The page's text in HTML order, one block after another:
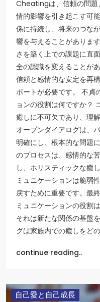
Cheatingは、信頼の問題
情的影響を引き起こす可
係に持続し、将来のつな
響を与えることがありま
さを築く上での課題に直
全の認識を変えることが
信頼と感情的な安定を再
ポートが必要です。 不貞
ョンの役割は何ですか？
癒しに不可欠であり、理
オープンダイアログは、
明確にし、根本的な問題
のプロセスは、感情的な
し、ホリスティックな癒
ミュニケーションは脆弱
戻すために重要です。最
ミュニケーションの役割
それは新たな関係の基盤
グは家族内での癒しをど
continue reading..
自己愛と自己成長